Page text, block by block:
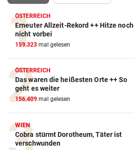
ÖSTERREICH
Erneuter Allzeit-Rekord ++ Hitze noch
nicht vorbei
159.323 mal gelesen
ÖSTERREICH
Das waren die heißesten Orte ++ So
geht es weiter
156.409 mal gelesen
WIEN
Cobra stürmt Dorotheum, Täter ist
verschwunden